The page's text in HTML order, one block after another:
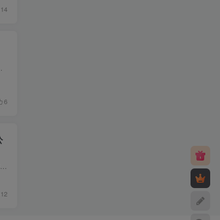
14
建的。 该小程序的功能包括：首页展示...
6
源码简介 SparkShop（星火商城）是一个基于ThinkPHP6和Element UI的开源免费高性能商城系统，它适用于商业用途。这个商城系统提供了多种商城形式，包括小程序商城、H5商城、公众号商城、PC商城...
12